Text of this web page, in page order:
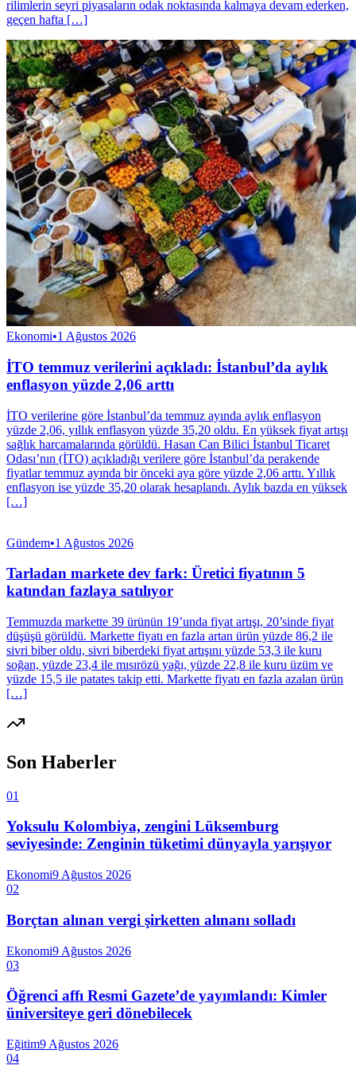
rilimlerin seyri piyasala­rın odak noktasında kal­maya devam ederken,
geçen haf­ta […]
Ekonomi•1 Ağustos 2026
İTO temmuz verilerini açıkladı: İstanbul’da aylık
enflasyon yüzde 2,06 arttı
İTO verilerine göre İstanbul’da temmuz ayında aylık enflasyon
yüzde 2,06, yıllık enflasyon yüzde 35,20 oldu. En yüksek fiyat artışı
sağlık harcamalarında görüldü. Hasan Can Bilici İstanbul Ticaret
Odası’nın (İTO) açıkladığı verilere göre İstanbul’da perakende
fiyatlar temmuz ayında bir önceki aya göre yüzde 2,06 arttı. Yıllık
enflasyon ise yüzde 35,20 olarak hesaplandı. Aylık bazda en yüksek
[…]
Gündem•1 Ağustos 2026
Tarladan markete dev fark: Üretici fiyatının 5
katından fazlaya satılıyor
Temmuzda markette 39 ürünün 19’unda fiyat artışı, 20’sinde fiyat
düşüşü görüldü. Markette fiyatı en fazla artan ürün yüzde 86,2 ile
sivri biber oldu, sivri biberdeki fiyat artışını yüzde 53,3 ile kuru
soğan, yüzde 23,4 ile mısırözü yağı, yüzde 22,8 ile kuru üzüm ve
yüzde 15,5 ile patates takip etti. Markette fiyatı en fazla azalan ürün
[…]
Son Haberler
01
Yoksulu Kolombiya, zengini Lüksemburg
seviyesinde: Zenginin tüketimi dünyayla yarışıyor
Ekonomi9 Ağustos 2026
02
Borçtan alınan vergi şirketten alınanı solladı
Ekonomi9 Ağustos 2026
03
Öğrenci affı Resmi Gazete’de yayımlandı: Kimler
üniversiteye geri dönebilecek
Eğitim9 Ağustos 2026
04